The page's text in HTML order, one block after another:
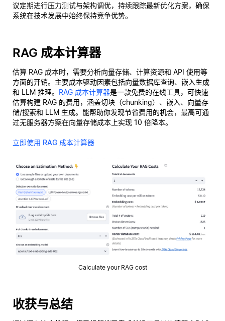
议定期进行压力测试与架构调优，持续跟踪最新优化方案，确保
系统在技术发展中始终保持竞争优势。
RAG 成本计算器
估算 RAG 成本时，需要分析向量存储、计算资源和 API 使用等
方面的开销。主要成本驱动因素包括向量数据库查询、嵌入生成
和 LLM 推理。 RAG 成本计算器是一款免费的在线工具，可快速
估算构建 RAG 的费用，涵盖切块（chunking）、嵌入、向量存
储/搜索和 LLM 生成。能帮助你发现节省费用的机会，最高可通
过无服务器方案在向量存储成本上实现 10 倍降本。
立即使用 RAG 成本计算器
Calculate your RAG cost
收获与总结